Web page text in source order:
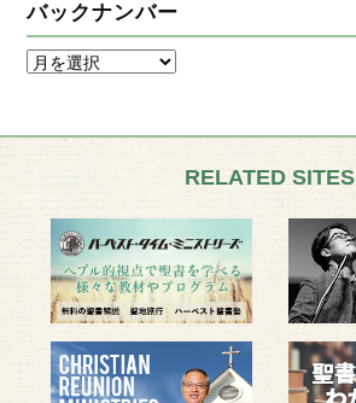
バックナンバー
RELATED SITES